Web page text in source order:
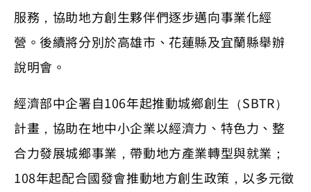
服務，協助地方創生夥伴們逐步邁向事業化經
營。後續將分別於高雄市、花蓮縣及宜蘭縣舉辦
說明會。
經濟部中企署自106年起推動城鄉創生（SBTR）
計畫，協助在地中小企業以經濟力、特色力、整
合力發展城鄉事業，帶動地方產業轉型與就業；
108年起配合國發會推動地方創生政策，以多元徵